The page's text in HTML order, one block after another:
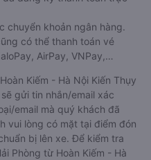
chuyển khoản ngân hàng.
có thể thanh toán vé
AirPay, VNPay,…
Kiếm - Hà Nội Kiến Thụy
gửi tin nhắn/email xác
email mà quý khách đã
vui lòng có mặt tại điểm đón
bị lên xe. Để kiểm tra
Phòng từ Hoàn Kiếm - Hà